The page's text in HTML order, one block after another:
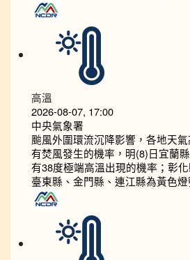
高溫
2026-08-07, 17:00
中央氣象署
颱風外圍環流沉降影響，各地天
有焚風發生的機率，明(8)日宜蘭
有38度極端高溫出現的機率；彰
臺東縣、金門縣、連江縣為黃色燈